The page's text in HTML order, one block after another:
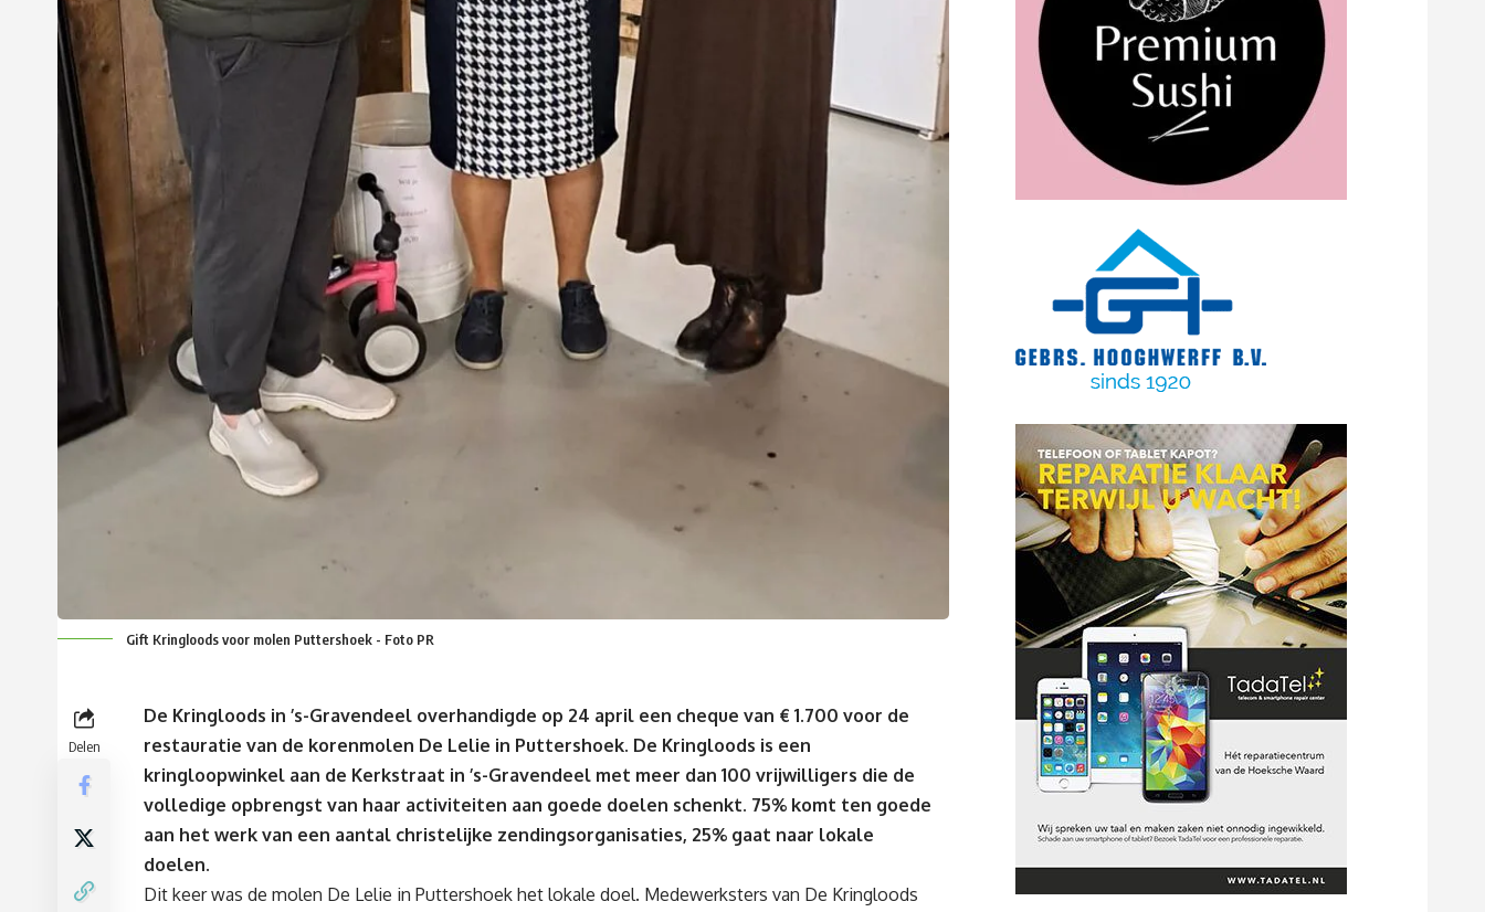
Gift Kringloods voor molen Puttershoek - Foto PR
Delen
De Kringloods in ’s-Gravendeel overhandigde op 24 april een cheque van € 1.700 voor de
restauratie van de korenmolen De Lelie in Puttershoek. De Kringloods is een
kringloopwinkel aan de Kerkstraat in ’s-Gravendeel met meer dan 100 vrijwilligers die de
volledige opbrengst van haar activiteiten aan goede doelen schenkt. 75% komt ten goede
aan het werk van een aantal christelijke zendingsorganisaties, 25% gaat naar lokale
doelen.
Dit keer was de molen De Lelie in Puttershoek het lokale doel. Medewerksters van De Kringloods